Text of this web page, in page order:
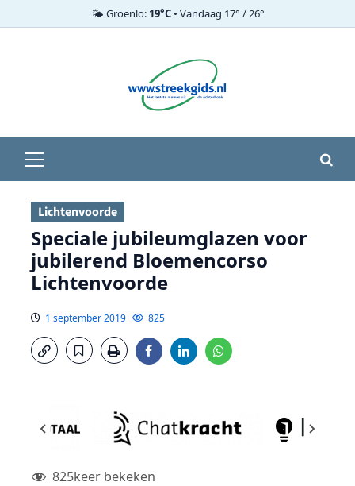
🌤️ Groenlo: 19°C• Vandaag 17° / 26°
menu
Lichtenvoorde
Speciale jubileumglazen voor
jubilerend Bloemencorso
Lichtenvoorde
1 september 2019 825
825keer bekeken